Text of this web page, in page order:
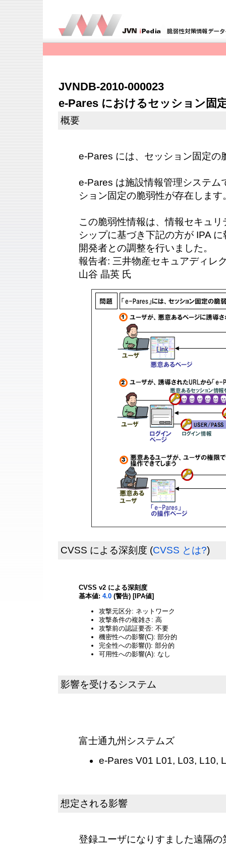
JVNDB-2010-000023
e-Pares におけるセッション固
概要
e-Pares には、セッション固定の
e-Pares は施設情報管理システム
ション固定の脆弱性が存在します
この脆弱性情報は、情報セキュ
シップに基づき下記の方が IPA
開発者との調整を行いました。
報告者: 三井物産セキュアディレ
山谷 晶英 氏
CVSS による深刻度 (CVSS とは?)
CVSS v2 による深刻度
基本値: 4.0 (警告) [IPA値]
攻撃元区分: ネットワーク
攻撃条件の複雑さ: 高
攻撃前の認証要否: 不要
機密性への影響(C): 部分的
完全性への影響(I): 部分的
可用性への影響(A): なし
影響を受けるシステム
富士通九州システムズ
e-Pares V01 L01, L03, L10,
想定される影響
登録ユーザになりすました遠隔